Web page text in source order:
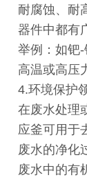
耐腐蚀、耐
器件中都有
举例：如钯
高温或高压
4.环境保护
在废水处理
应釜可用于
废水的净化
废水中的有